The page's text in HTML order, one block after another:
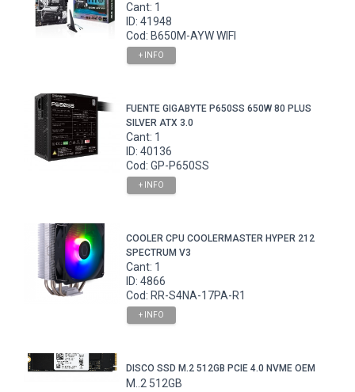
Cant: 1
ID: 41948
Cod: B650M-AYW WIFI
+ INFO
FUENTE GIGABYTE P650SS 650W 80 PLUS
SILVER ATX 3.0
Cant: 1
ID: 40136
Cod: GP-P650SS
+ INFO
COOLER CPU COOLERMASTER HYPER 212
SPECTRUM V3
Cant: 1
ID: 4866
Cod: RR-S4NA-17PA-R1
+ INFO
DISCO SSD M.2 512GB PCIE 4.0 NVME OEM
M..2 512GB